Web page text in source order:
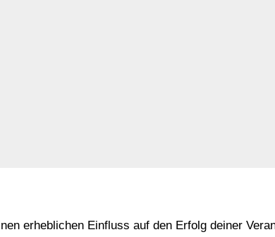
erheblichen Einfluss auf den Erfolg deiner